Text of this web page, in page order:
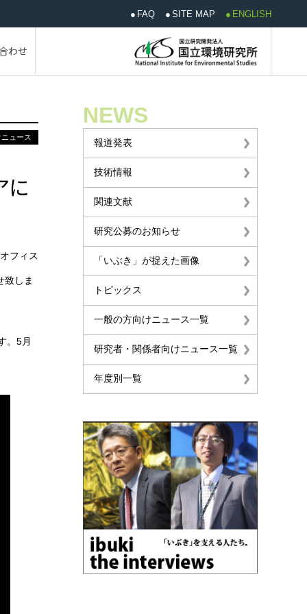
FAQ SITE MAP ENGLISH
わせ
NEWS
報道発表
技術情報
関連文献
研究公募のお知らせ
「いぶき」が捉えた画像
トピックス
一般の方向けニュース一覧
研究者・関係者向けニュース一覧
年度別一覧
ュース
に
フィス
致しま
。5月